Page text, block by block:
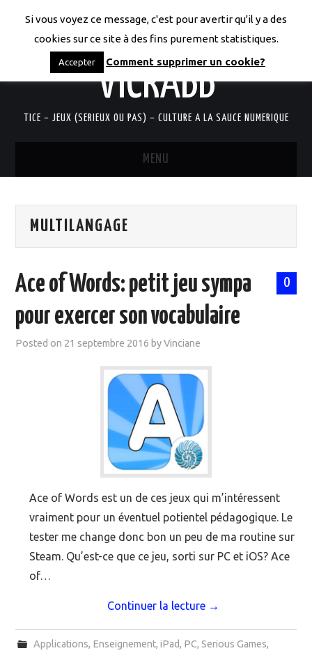
LES CODICES DE
VICRABB
TICE – JEUX (SERIEUX OU PAS) – CULTURE A LA SAUCE NUMERIQUE
MENU
QUI SUIS-JE?
MOOC SUIVIS
MULTILANGAGE
0
Ace of Words: petit jeu sympa
pour exercer son vocabulaire
Posted on 21 septembre 2016 byVinciane
Ace of Words est un de ces jeux qui m’intéressent
vraiment pour un éventuel potientel pédagogique. Le
tester me change donc bon un peu de ma routine sur
Steam. Qu’est-ce que ce jeu, sorti sur PC et iOS? Ace
of…
Continuer la lecture →
Applications, Enseignement, iPad, PC, Serious Games,
Si vous voyez ce message, c'est pour avertir qu'il y a des
cookies sur ce site à des fins purement statistiques.
Accepter Comment supprimer un cookie?